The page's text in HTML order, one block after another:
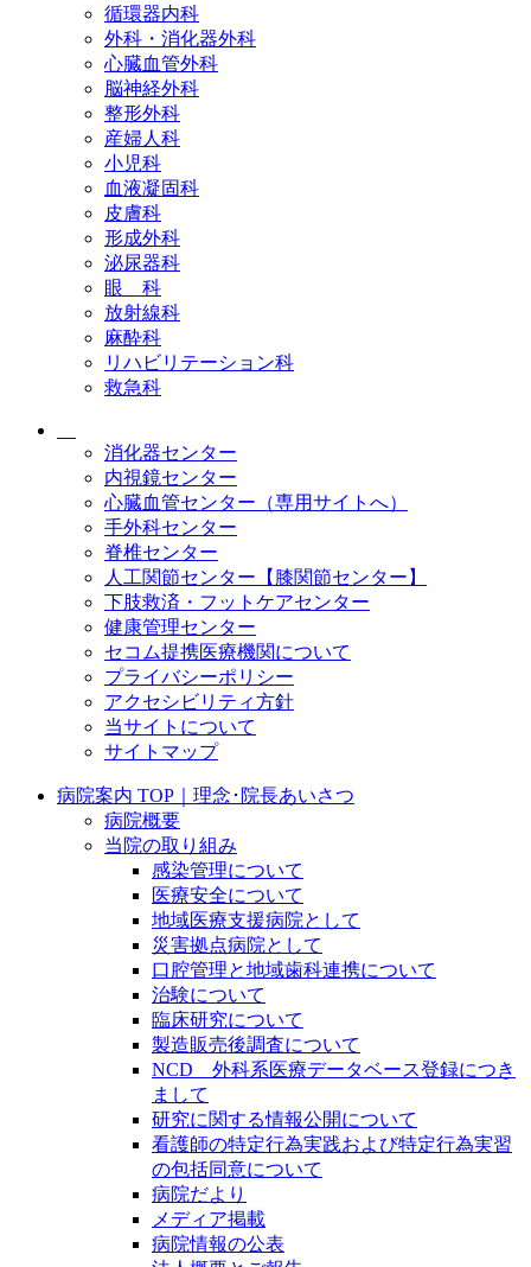
循環器内科
外科・消化器外科
心臓血管外科
脳神経外科
整形外科
産婦人科
小児科
血液凝固科
皮膚科
形成外科
泌尿器科
眼 科
放射線科
麻酔科
リハビリテーション科
救急科
消化器センター
内視鏡センター
心臓血管センター（専用サイトへ）
手外科センター
脊椎センター
人工関節センター【膝関節センター】
下肢救済・フットケアセンター
健康管理センター
セコム提携医療機関について
プライバシーポリシー
アクセシビリティ方針
当サイトについて
サイトマップ
病院案内 TOP｜理念･院長あいさつ
病院概要
当院の取り組み
感染管理について
医療安全について
地域医療支援病院として
災害拠点病院として
口腔管理と地域歯科連携について
治験について
臨床研究について
製造販売後調査について
NCD 外科系医療データベース登録につき
まして
研究に関する情報公開について
看護師の特定行為実践および特定行為実習
の包括同意について
病院だより
メディア掲載
病院情報の公表